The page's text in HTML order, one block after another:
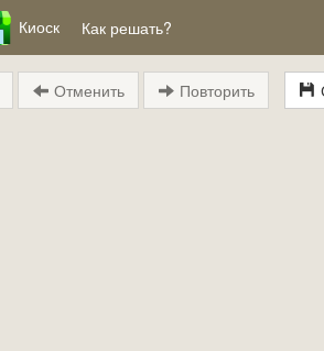
Киоск Как решать?
Отменить Повторить